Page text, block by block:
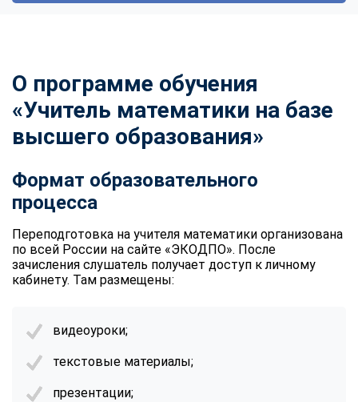
О программе обучения
«Учитель математики на базе
высшего образования»
Формат образовательного
процесса
Переподготовка на учителя математики организована
по всей России на сайте «ЭКОДПО». После
зачисления слушатель получает доступ к личному
кабинету. Там размещены:
видеоуроки;
текстовые материалы;
презентации;